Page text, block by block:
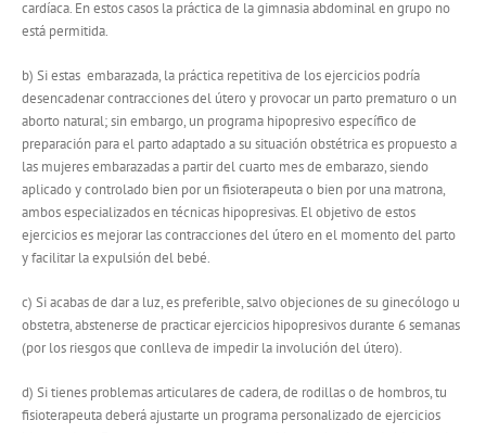
cardíaca. En estos casos la práctica de la gimnasia abdominal en grupo no
está permitida.
b) Si estas embarazada, la práctica repetitiva de los ejercicios podría
desencadenar contracciones del útero y provocar un parto prematuro o un
aborto natural; sin embargo, un programa hipopresivo específico de
preparación para el parto adaptado a su situación obstétrica es propuesto a
las mujeres embarazadas a partir del cuarto mes de embarazo, siendo
aplicado y controlado bien por un fisioterapeuta o bien por una matrona,
ambos especializados en técnicas hipopresivas. El objetivo de estos
ejercicios es mejorar las contracciones del útero en el momento del parto
y facilitar la expulsión del bebé.
c) Si acabas de dar a luz, es preferible, salvo objeciones de su ginecólogo u
obstetra, abstenerse de practicar ejercicios hipopresivos durante 6 semanas
(por los riesgos que conlleva de impedir la involución del útero).
d) Si tienes problemas articulares de cadera, de rodillas o de hombros, tu
fisioterapeuta deberá ajustarte un programa personalizado de ejercicios